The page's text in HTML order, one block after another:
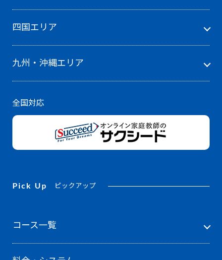
四国エリア
九州・沖縄エリア
全国対応
Pick Up ピックアップ
コース一覧